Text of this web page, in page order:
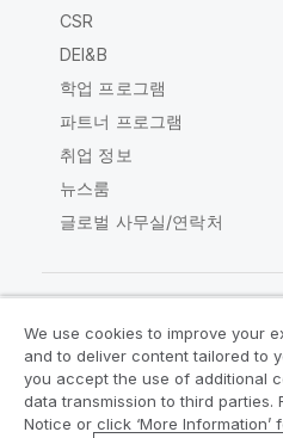
CSR
DEI&B
학업 프로그램
파트너 프로그램
취업 정보
뉴스룸
글로벌 사무실/연락처
Qlik
법적 계약 제품 약관
We use cookies to improve your
and to deliver content tailored to
you accept the use of additional
data transmission to third parties.
Notice or click ‘More